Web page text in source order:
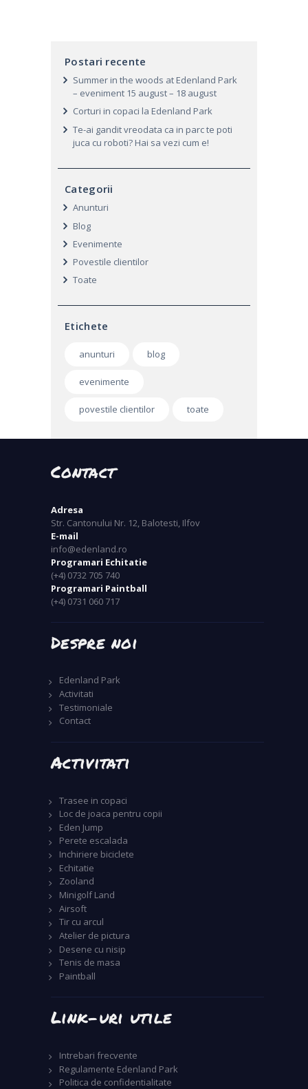
Postari recente
Summer in the woods at Edenland Park
– eveniment 15 august – 18 august
Corturi in copaci la Edenland Park
Te-ai gandit vreodata ca in parc te poti
juca cu roboti? Hai sa vezi cum e!
Categorii
Anunturi
Blog
Evenimente
Povestile clientilor
Toate
Etichete
anunturi blog
evenimente
povestile clientilor toate
Contact
Adresa
Str. Cantonului Nr. 12, Balotesti, Ilfov
E-mail
info@edenland.ro
Programari Echitatie
(+4) 0732 705 740
Programari Paintball
(+4) 0731 060 717
Despre noi
Edenland Park
Activitati
Testimoniale
Contact
Activitati
Trasee in copaci
Loc de joaca pentru copii
Eden Jump
Perete escalada
Inchiriere biciclete
Echitatie
Zooland
Minigolf Land
Airsoft
Tir cu arcul
Atelier de pictura
Desene cu nisip
Tenis de masa
Paintball
Link-uri utile
Intrebari frecvente
Regulamente Edenland Park
Politica de confidentialitate